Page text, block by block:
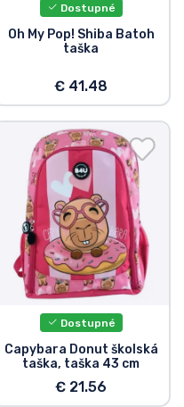
Dostupné
Oh My Pop! Shiba Batoh
taška
€ 41.48
Dostupné
Capybara Donut školská
taška, taška 43 cm
€ 21.56